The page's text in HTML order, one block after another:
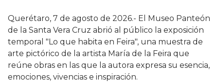
Querétaro, 7 de agosto de 2026.- El Museo Panteón
de la Santa Vera Cruz abrió al público la exposición
temporal "Lo que habita en Feira", una muestra de
arte pictórico de la artista María de la Feira que
reúne obras en las que la autora expresa su esencia,
emociones, vivencias e inspiración.